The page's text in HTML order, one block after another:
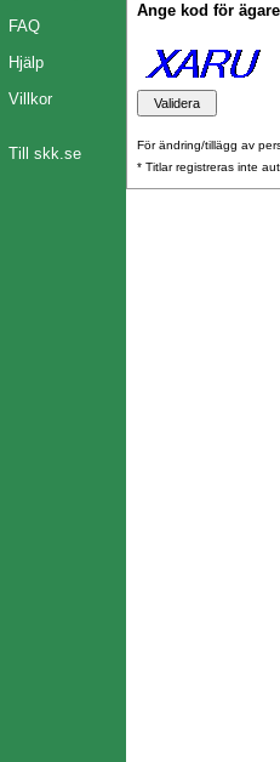
FAQ
Hjälp
Villkor
Till skk.se
Ange kod för
För ändring/tillägg av
* Titlar registreras inte